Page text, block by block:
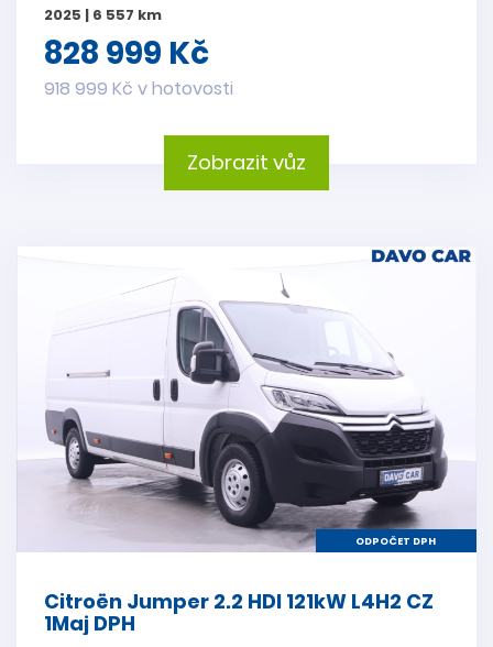
2025 | 6 557 km
828 999 Kč
918 999 Kč v hotovosti
Zobrazit vůz
ODPOČET DPH
Citroën Jumper 2.2 HDI 121kW L4H2 CZ
1Maj DPH